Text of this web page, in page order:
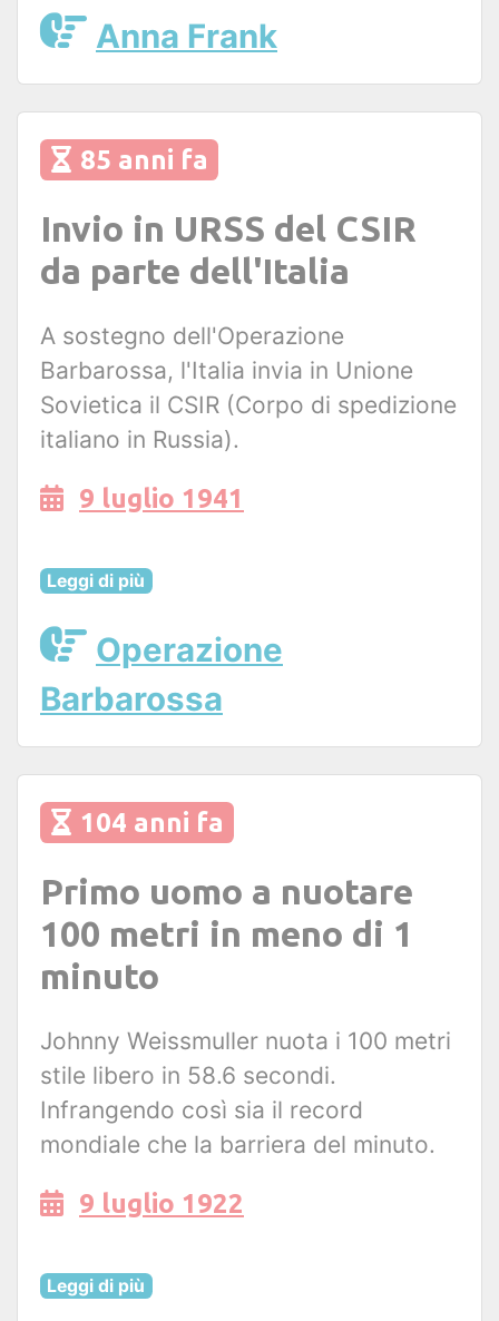
Anna Frank
85 anni fa
Invio in URSS del CSIR
da parte dell'Italia
A sostegno dell'Operazione
Barbarossa, l'Italia invia in Unione
Sovietica il CSIR (Corpo di spedizione
italiano in Russia).
9 luglio 1941
Leggi di più
Operazione
Barbarossa
104 anni fa
Primo uomo a nuotare
100 metri in meno di 1
minuto
Johnny Weissmuller nuota i 100 metri
stile libero in 58.6 secondi.
Infrangendo così sia il record
mondiale che la barriera del minuto.
9 luglio 1922
Leggi di più